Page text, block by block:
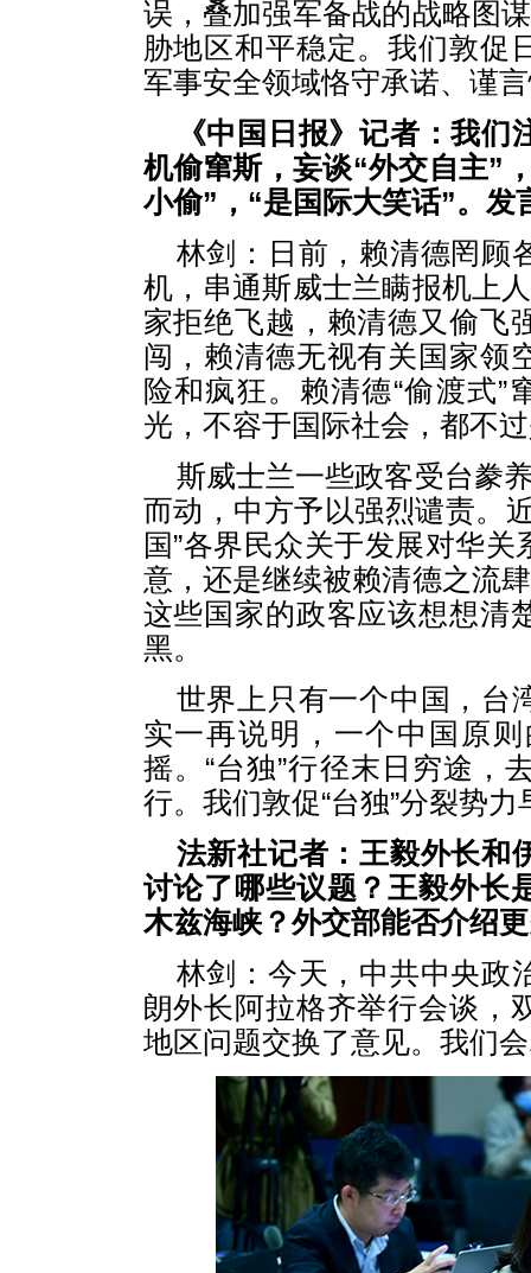
误，叠加强军备战的战略图
胁地区和平稳定。我们敦促
军事安全领域恪守承诺、谨
《中国日报》记者：我
机偷窜斯，妄谈“外交自主”
小偷”，“是国际大笑话”。发
林剑：日前，赖清德罔顾
机，串通斯威士兰瞒报机上
家拒绝飞越，赖清德又偷飞
闯，赖清德无视有关国家领
险和疯狂。赖清德“偷渡式”
光，不容于国际社会，都不
斯威士兰一些政客受台豢
而动，中方予以强烈谴责。
国”各界民众关于发展对华
意，还是继续被赖清德之流
这些国家的政客应该想想清
黑。
世界上只有一个中国，台
实一再说明，一个中国原
摇。“台独”行径末日穷途，
行。我们敦促“台独”分裂势
法新社记者：王毅外长和
讨论了哪些议题？王毅外长
木兹海峡？外交部能否介绍
林剑：今天，中共中央政
朗外长阿拉格齐举行会谈，
地区问题交换了意见。我们